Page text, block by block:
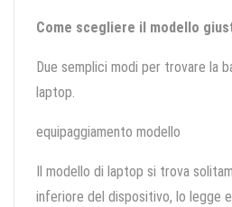
Come scegliere il modello
Due semplici modi per trovare la
laptop.
equipaggiamento modello
Il modello di laptop si trova
inferiore del dispositivo, lo legge